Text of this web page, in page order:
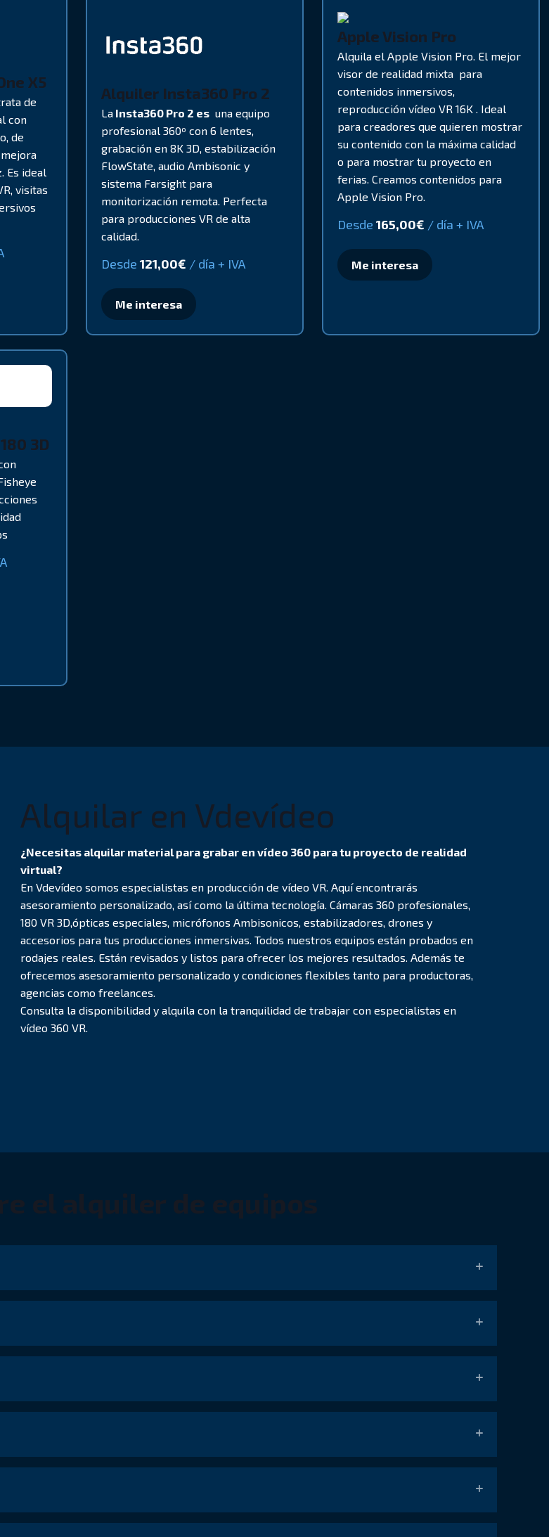
X5
de
con
de
mejora
Es ideal
visitas
Alquiler Insta360 Pro 2
La Insta360 Pro 2 es una equipo
profesional 360º con 6 lentes,
grabación en 8K 3D, estabilización
FlowState, audio Ambisonic y
sistema Farsight para
monitorización remota. Perfecta
para producciones VR de alta
calidad.
Desde121,00€ / día + IVA
Me interesa
Apple Vision Pro
Alquila el Apple Vision Pro. El mejor
visor de realidad mixta para
contenidos inmersivos,
reproducción vídeo VR 16K . Ideal
para creadores que quieren mostrar
su contenido con la máxima calidad
o para mostrar tu proyecto en
ferias. Creamos contenidos para
Apple Vision Pro.
Desde165,00€ / día + IVA
Me interesa
3D
Alquilar en Vdevídeo
¿Necesitas alquilar material para grabar en vídeo 360 para tu proyecto de realidad
virtual?
En Vdevídeo somos especialistas en producción de vídeo VR. Aquí encontrarás
asesoramiento personalizado, así como la última tecnología. Cámaras 360 profesionales,
180 VR 3D,ópticas especiales, micrófonos Ambisonicos, estabilizadores, drones y
accesorios para tus producciones inmersivas. Todos nuestros equipos están probados en
rodajes reales. Están revisados y listos para ofrecer los mejores resultados. Además te
ofrecemos asesoramiento personalizado y condiciones flexibles tanto para productoras,
agencias como freelances.
Consulta la disponibilidad y alquila con la tranquilidad de trabajar con especialistas en
vídeo 360 VR.